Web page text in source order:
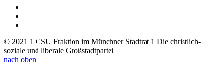
© 2021 1 CSU Fraktion im Münchner Stadtrat 1 Die christlich-
soziale und liberale Großstadtpartei
nach oben